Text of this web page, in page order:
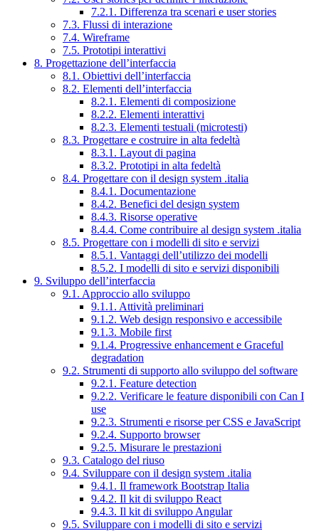
7.2.1. Differenza tra scenari e user stories
7.3. Flussi di interazione
7.4. Wireframe
7.5. Prototipi interattivi
8. Progettazione dell’interfaccia
8.1. Obiettivi dell’interfaccia
8.2. Elementi dell’interfaccia
8.2.1. Elementi di composizione
8.2.2. Elementi interattivi
8.2.3. Elementi testuali (microtesti)
8.3. Progettare e costruire in alta fedeltà
8.3.1. Layout di pagina
8.3.2. Prototipi in alta fedeltà
8.4. Progettare con il design system .italia
8.4.1. Documentazione
8.4.2. Benefici del design system
8.4.3. Risorse operative
8.4.4. Come contribuire al design system .italia
8.5. Progettare con i modelli di sito e servizi
8.5.1. Vantaggi dell’utilizzo dei modelli
8.5.2. I modelli di sito e servizi disponibili
9. Sviluppo dell’interfaccia
9.1. Approccio allo sviluppo
9.1.1. Attività preliminari
9.1.2. Web design responsivo e accessibile
9.1.3. Mobile first
9.1.4. Progressive enhancement e Graceful
degradation
9.2. Strumenti di supporto allo sviluppo del software
9.2.1. Feature detection
9.2.2. Verificare le feature disponibili con Can I
use
9.2.3. Strumenti e risorse per CSS e JavaScript
9.2.4. Supporto browser
9.2.5. Misurare le prestazioni
9.3. Catalogo del riuso
9.4. Sviluppare con il design system .italia
9.4.1. Il framework Bootstrap Italia
9.4.2. Il kit di sviluppo React
9.4.3. Il kit di sviluppo Angular
9.5. Sviluppare con i modelli di sito e servizi